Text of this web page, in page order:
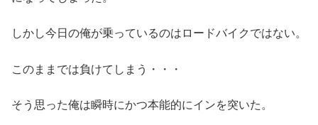
しかし今日の俺が乗っているのはロードバイクではない。
このままでは負けてしまう・・・
そう思った俺は瞬時にかつ本能的にインを突いた。